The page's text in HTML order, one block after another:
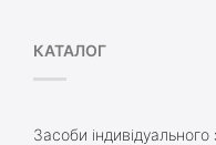
КАТАЛОГ
Засоби індивідуального